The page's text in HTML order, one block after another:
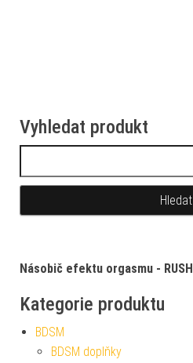
Vyhledat produkt
Násobič efektu orgasmu - RUSH
Kategorie produktu
BDSM
BDSM doplňky